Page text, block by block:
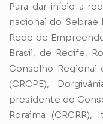
Para dar início a
nacional do Sebrae
Rede de
Brasil, de Recife,
Conselho Regional
(CRCPE),
presidente do
Roraima